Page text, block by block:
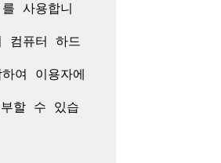
사용합니
컴퓨터 하드
여 이용자에
할 수 있습